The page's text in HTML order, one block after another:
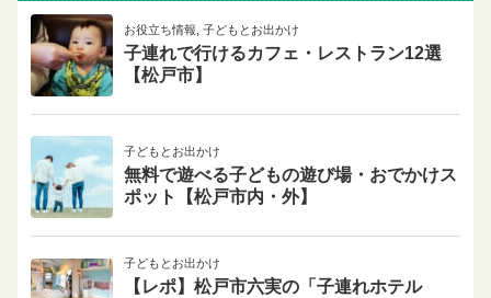
お役立ち情報 子どもとお出かけ
子連れで行けるカフェ・レストラン12選
【松戸市】
子どもとお出かけ
無料で遊べる子どもの遊び場・おでかけス
ポット【松戸市内・外】
子どもとお出かけ
【レポ】松戸市六実の「子連れホテル